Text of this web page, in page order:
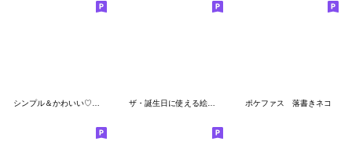
シンプル＆かわいい♡絵文字 ザ・誕生日に使える絵文字集 ポケファス 落書きネコ